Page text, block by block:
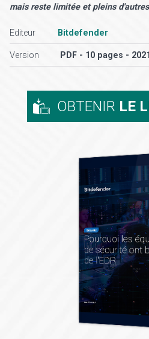
mais reste limitée et pleins
Editeur Bitdefender
Version PDF - 10 pages -
OBTENIR LE